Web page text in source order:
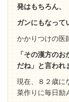
発はもちろん、
ガンにもなって
かかりつけの医
「その漢方の
だね」と言われ
現在、８２歳に
菜作りに毎日励